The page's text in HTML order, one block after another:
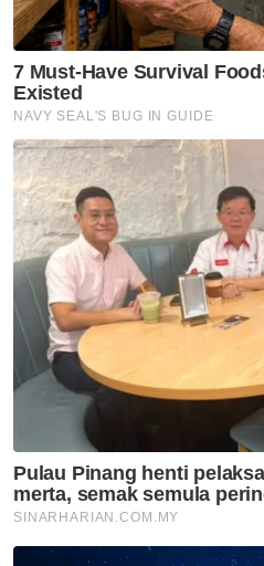
Semasa
Remaja
hilang
Semasa
Tular aksi
dicekup